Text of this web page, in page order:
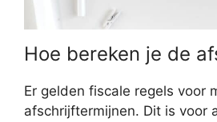
Hoe bereken je de
Er gelden fiscale regels voor
afschrijftermijnen. Dit is voor